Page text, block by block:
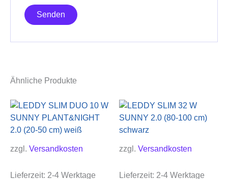
Ähnliche Produkte
zzgl. Versandkosten
Lieferzeit: 2-4 Werktage
zzgl. Versandkosten
Lieferzeit: 2-4 Werktage